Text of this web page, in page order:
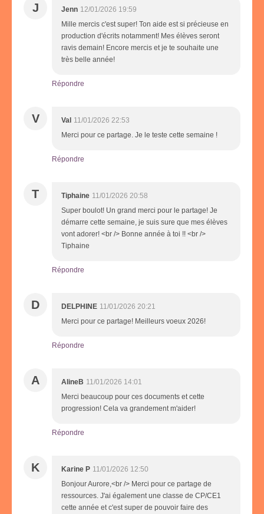
J Jenn 12/01/2026 19:59
Mille mercis c'est super! Ton aide est si précieuse en
production d'écrits notamment! Mes élèves seront
ravis demain! Encore mercis et je te souhaite une
très belle année!
Répondre
V Val 11/01/2026 22:53
Merci pour ce partage. Je le teste cette semaine !
Répondre
T Tiphaine 11/01/2026 20:58
Super boulot! Un grand merci pour le partage! Je
démarre cette semaine, je suis sure que mes élèves
vont adorer! <br /> Bonne année à toi !! <br />
Tiphaine
Répondre
D DELPHINE 11/01/2026 20:21
Merci pour ce partage! Meilleurs voeux 2026!
Répondre
A AlineB 11/01/2026 14:01
Merci beaucoup pour ces documents et cette
progression! Cela va grandement m'aider!
Répondre
K Karine P 11/01/2026 12:50
Bonjour Aurore,<br /> Merci pour ce partage de
ressources. J'ai également une classe de CP/CE1
cette année et c'est super de pouvoir faire des